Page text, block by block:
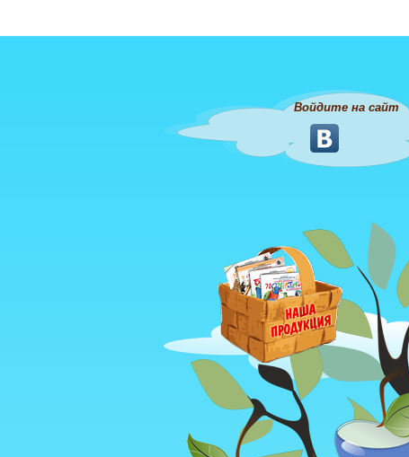
Войдите на сайт